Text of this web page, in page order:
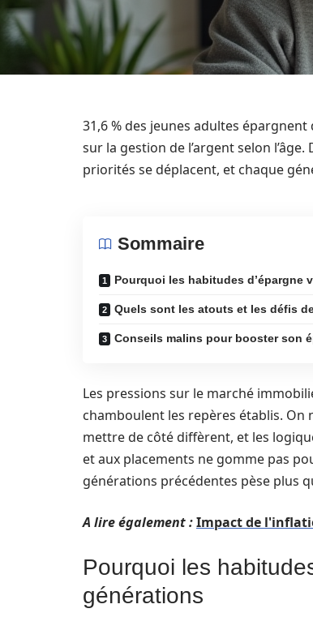
31,6 % des jeunes adultes
sur la gestion de l’argent selon
priorités se déplacent, et chaque
Sommaire
Pourquoi les habitudes d’épargne
Quels sont les atouts et les défis
Conseils malins pour booster son
Les pressions sur le marché
chamboulent les repères établis. On
mettre de côté diffèrent, et les
et aux placements ne gomme pas
générations précédentes pèse plus
A lire également :Impact de
Pourquoi les
générations